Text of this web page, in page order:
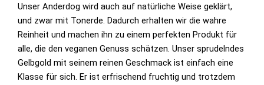
Unser Anderdog wird auch auf natürliche Weise geklärt,
und zwar mit Tonerde. Dadurch erhalten wir die wahre
Reinheit und machen ihn zu einem perfekten Produkt für
alle, die den veganen Genuss schätzen. Unser sprudelndes
Gelbgold mit seinem reinen Geschmack ist einfach eine
Klasse für sich. Er ist erfrischend fruchtig und trotzdem